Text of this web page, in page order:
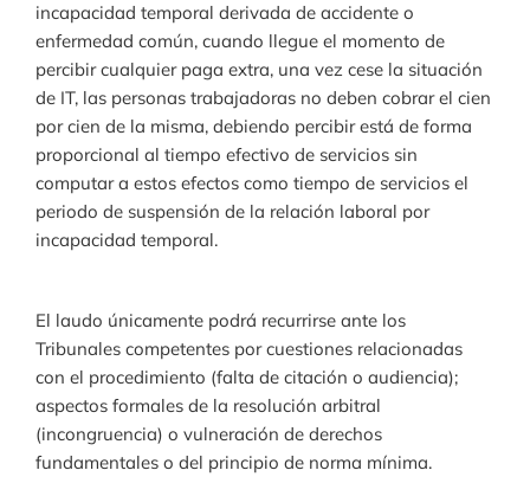
incapacidad temporal derivada de accidente o
enfermedad común, cuando llegue el momento de
percibir cualquier paga extra, una vez cese la situación
de IT, las personas trabajadoras no deben cobrar el cien
por cien de la misma, debiendo percibir está de forma
proporcional al tiempo efectivo de servicios sin
computar a estos efectos como tiempo de servicios el
periodo de suspensión de la relación laboral por
incapacidad temporal.
El laudo únicamente podrá recurrirse ante los
Tribunales competentes por cuestiones relacionadas
con el procedimiento (falta de citación o audiencia);
aspectos formales de la resolución arbitral
(incongruencia) o vulneración de derechos
fundamentales o del principio de norma mínima.